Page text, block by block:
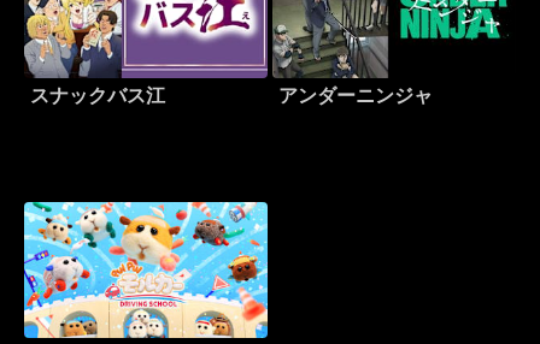
スナックバス江 アンダーニンジャ